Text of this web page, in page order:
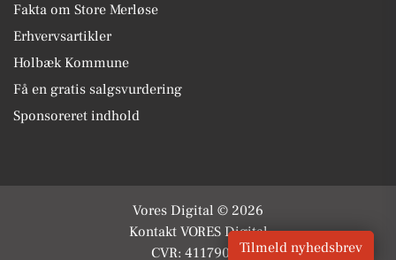
Fakta om Store Merløse
Erhvervsartikler
Holbæk Kommune
Få en gratis salgsvurdering
Sponsoreret indhold
Vores Digital © 2026
Kontakt VORES Digital
CVR: 41179082Tilmeld nyhedsbrev